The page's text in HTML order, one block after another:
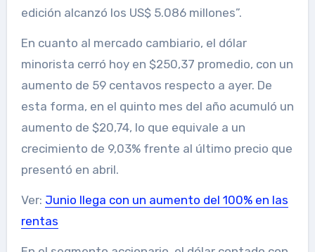
edición alcanzó los US$ 5.086 millones”.
En cuanto al mercado cambiario, el dólar
minorista cerró hoy en $250,37 promedio, con un
aumento de 59 centavos respecto a ayer. De
esta forma, en el quinto mes del año acumuló un
aumento de $20,74, lo que equivale a un
crecimiento de 9,03% frente al último precio que
presentó en abril.
Ver: Junio ​​llega con un aumento del 100% en las
rentas